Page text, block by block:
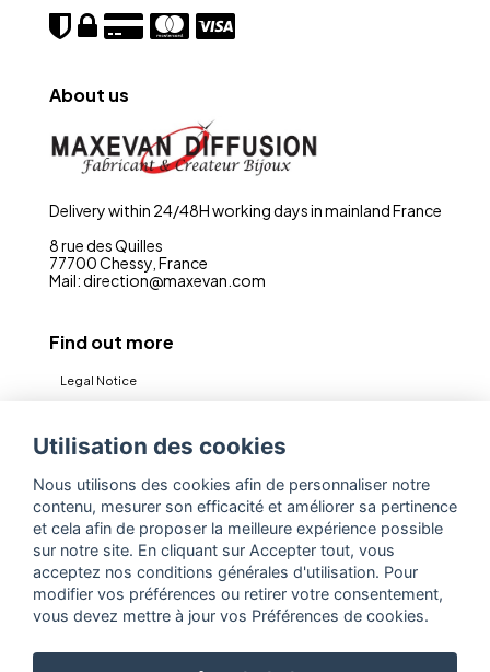
About us
Delivery within 24/48H working days in mainland France
8 rue des Quilles
77700 Chessy, France
Mail: direction@maxevan.com
Find out more
Legal Notice
Privacy policy (RGPD)
Contact
Espace Pro
Jewelry designer and manufacturer
925 sterling silver jewelry wholesaler
Utilisation des cookies
Nous utilisons des cookies afin de personnaliser notre
contenu, mesurer son efficacité et améliorer sa pertinence
et cela afin de proposer la meilleure expérience possible
sur notre site. En cliquant sur Accepter tout, vous
acceptez nos conditions générales d'utilisation. Pour
modifier vos préférences ou retirer votre consentement,
vous devez mettre à jour vos Préférences de cookies.